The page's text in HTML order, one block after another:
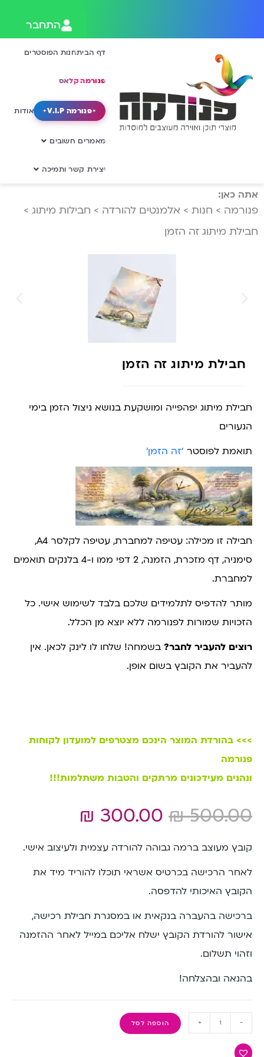
התחבר
דף הביתחנות הפוסטרים
פנורמה קלאס
פנורמה V.I.P אודות
מאמרים חשובים
יצירת קשר ותמיכה
אתה כאן:
פנורמה > חנות > אלמנטים להורדה > חבילות מיתוג >
חבילת מיתוג זה הזמן
חבילת מיתוג זה הזמן
חבילת מיתוג יפהפייה ומושקעת בנושא ניצול הזמן בימי
הנעורים
תואמת לפוסטר ‘זה הזמן’
חבילה זו מכילה: עטיפה למחברת, עטיפה לקלסר A4,
סימניה, דף מזכרת, הזמנה, 2 דפי ממו ו-4 בלנקים תואמים
למחברת.
מותר להדפיס לתלמידים שלכם בלבד לשימוש אישי. כל
הזכויות שמורות לפנורמה ללא יוצא מן הכלל.
רוצים להעביר לחבר? בשמחה! שלחו לו לינק לכאן. אין
להעביר את הקובץ בשום אופן.
>>> בהורדת המוצר הינכם מצטרפים למועדון לקוחות
פנורמה
ונהנים מעידכונים מרתקים והטבות משתלמות!!!
₪500.00
₪ 300.00
קובץ מעוצב ברמה גבוהה להורדה עצמית ולעיצוב אישי.
לאחר הרכישה בכרטיס אשראי תוכלו להוריד מיד את
הקובץ האיכותי להדפסה.
ברכישה בהעברה בנקאית או במסגרת חבילת רכישה,
אישור להורדת הקובץ ישלח אליכם במייל לאחר ההזמנה
וזהוי תשלום.
בהנאה ובהצלחה!
-
+ הוספה לסל